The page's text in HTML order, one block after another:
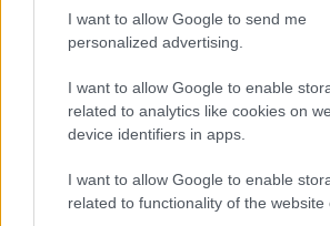
I want to allow Google to send me
personalized advertising.
I want to allow Google to enable
related to analytics like cookies on
device identifiers in apps.
I want to allow Google to enable
related to functionality of the website
Tre milioni di euro dalla
Incidente sulla provinciale